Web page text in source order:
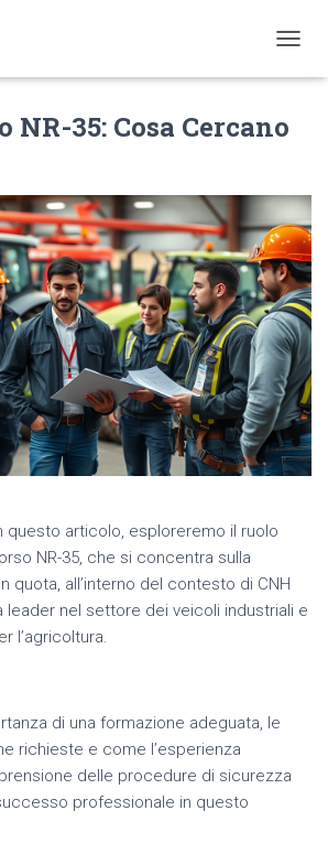
O
A
V
I
G
A
T
I
O
N
NR-35: Cosa Cercano
questo articolo, esploreremo il ruolo
NR-35, che si concentra sulla
quota, all’interno del contesto di CNH
leader nel settore dei veicoli industriali e
l’agricoltura.
di una formazione adeguata, le
richieste e come l’esperienza
delle procedure di sicurezza
professionale in questo